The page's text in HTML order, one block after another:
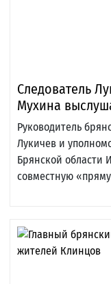
Следователь
Мухина
Руководитель
Лукичев и
Брянской области
совместную